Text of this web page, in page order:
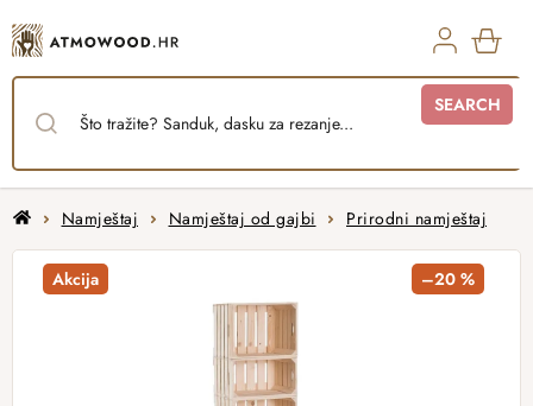
to
content
SEARCH
HomeNamještaj Namještaj od gajbi Prirodni namještaj
Akcija –20 %